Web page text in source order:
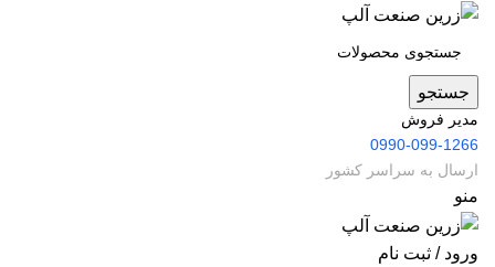
جستجو
مدیر فروش
0990-099-1266
ارسال به سراسر کشور
منو
ورود / ثبت نام